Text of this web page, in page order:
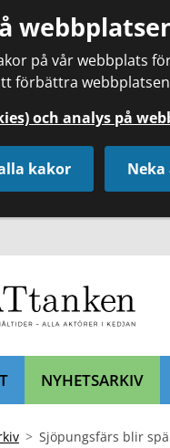
på vår webbplats
förbättra
och analys på
kakor
NYHETSARKIV
Sjöpungsfärs blir